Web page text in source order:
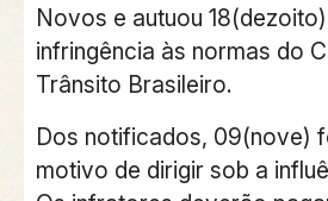
Novos e autuou
infringência às normas do
Trânsito Brasileiro.
Dos notificados, 09(nove)
motivo de dirigir sob a